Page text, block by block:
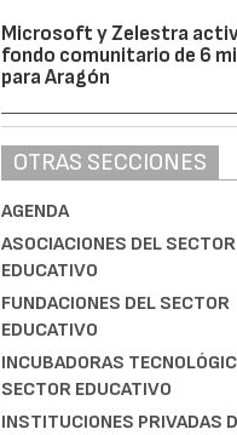
Microsoft y Zelestra
fondo comunitario de 6
para Aragón
OTRAS SECCIONES
AGENDA
ASOCIACIONES DEL SECTOR
EDUCATIVO
FUNDACIONES DEL SECTOR
EDUCATIVO
INCUBADORAS
SECTOR EDUCATIVO
INSTITUCIONES PRIVADAS